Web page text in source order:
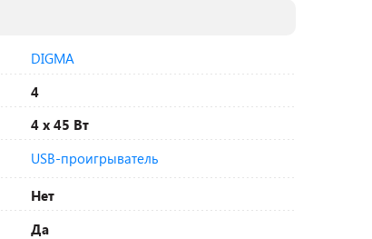
DIGMA
4
4 x 45 Вт
USB-проигрыватель
Нет
Да